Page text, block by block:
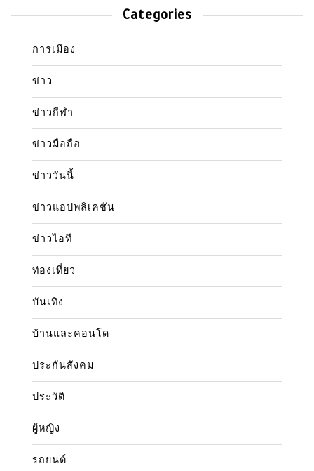
Categories
การเมือง
ข่าว
ข่าวกีฬา
ข่าวมือถือ
ข่าววันนี้
ข่าวแอปพลิเคชัน
ข่าวไอที
ท่องเที่ยว
บันเทิง
บ้านและคอนโด
ประกันสังคม
ประวัติ
ผู้หญิง
รถยนต์